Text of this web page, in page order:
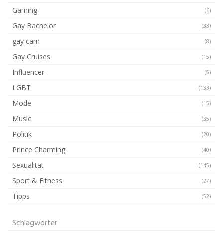
Gaming (6)
Gay Bachelor (33)
gay cam (8)
Gay Cruises (15)
Influencer (5)
LGBT (133)
Mode (15)
Music (35)
Politik (20)
Prince Charming (40)
Sexualität (145)
Sport & Fitness (27)
Tipps (52)
Schlagwörter